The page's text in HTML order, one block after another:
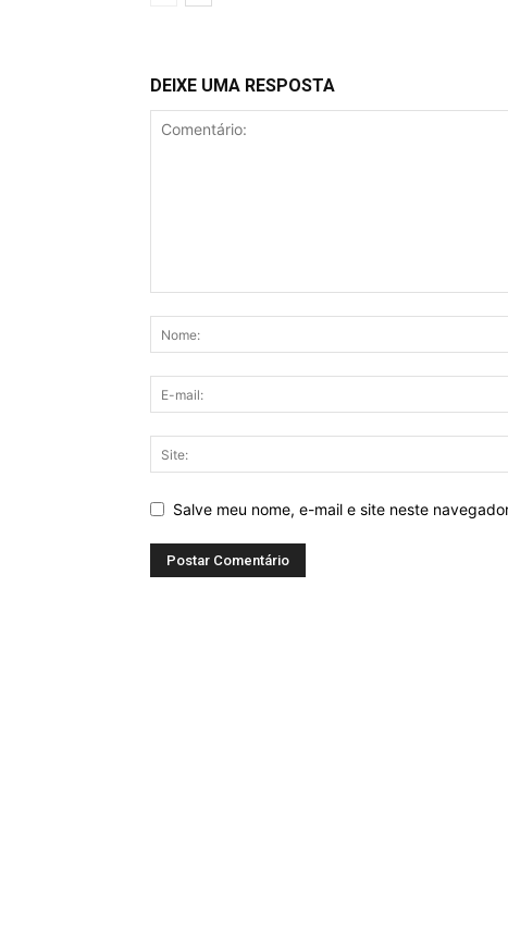
DEIXE UMA RESPOSTA
Salve meu nome, e-mail e site neste